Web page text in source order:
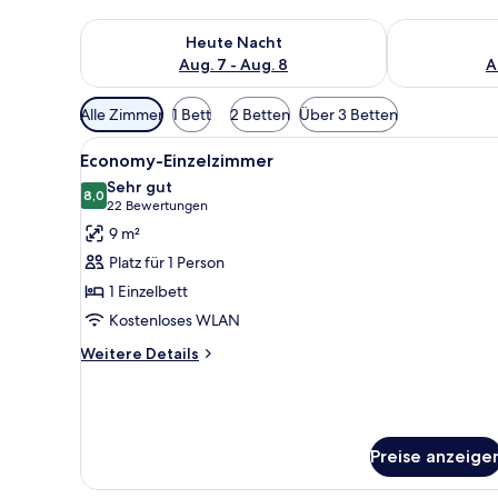
Heute Nacht
Aug. 7 - Aug. 8
Überprüfe die Verfügbarkeit für heute Nacht, Aug. 7
Überprüfe
Verfügbare
Filter
für
Zimmer
Alle Zimmer 1 Bett 2 Betten Über 3 Betten
Alle
Fotos
für
Economy-
Einzelzimmer
anzeigen
Ein kleines, sauberes
7
Economy-Einzelzimmer
8,08,0 von 10
Sehr gut
22 Bewertungen
(22
Bewertungen)
9 m²
Platz für 1 Person
1 Einzelbett
Kostenloses WLAN
Weitere Details
Weitere
Preise